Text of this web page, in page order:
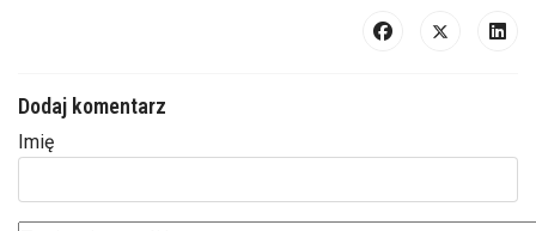
Dodaj komentarz
Imię